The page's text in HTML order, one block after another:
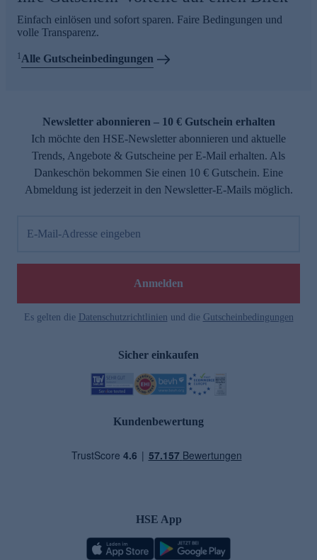
Einfach einlösen und sofort sparen. Faire Bedingungen und
volle Transparenz.
1Alle Gutscheinbedingungen
Newsletter abonnieren – 10 € Gutschein erhalten
Ich möchte den HSE-Newsletter abonnieren und aktuelle
Trends, Angebote & Gutscheine per E-Mail erhalten. Als
Dankeschön bekommen Sie einen 10 € Gutschein. Eine
Abmeldung ist jederzeit in den Newsletter-E-Mails möglich.
E-Mail-Adresse eingeben
Anmelden
Es gelten die Datenschutzrichtlinien und die Gutscheinbedingungen
Sicher einkaufen
Kundenbewertung
HSE App